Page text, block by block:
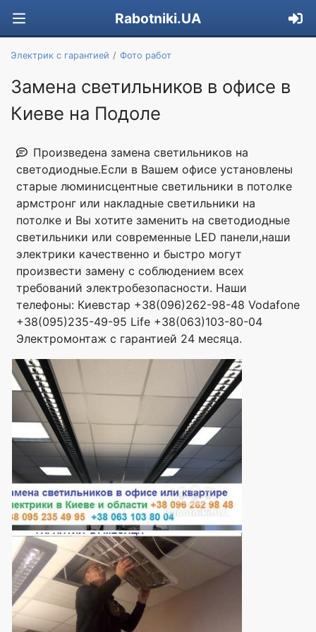
Rabotniki.UA
Электрик с гарантией Фото работ
Замена светильников в офисе в
Киеве на Подоле
Произведена замена светильников на
светодиодные.Если в Вашем офисе установлены
старые люминисцентные светильники в потолке
армстронг или накладные светильники на
потолке и Вы хотите заменить на светодиодные
светильники или современные LED панели,наши
электрики качественно и быстро могут
произвести замену с соблюдением всех
требований электробезопасности. Наши
телефоны: Киевстар +38(096)262-98-48 Vodafone
+38(095)235-49-95 Life +38(063)103-80-04
Электромонтаж с гарантией 24 месяца.